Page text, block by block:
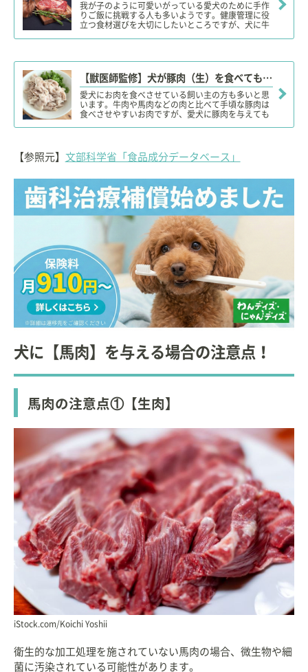
我が子のように可愛いがっている愛犬のために手作
りご飯に挑戦する人も多いようです。健康管理に役
立つ食材選びを大切にしたいところですが、犬に牛
【獣医師監修】犬が豚肉（生）を食べても大丈夫？茹でたり焼いた方がいい？食べて良い部位や茹で汁は？
愛犬にお肉を食べさせている飼い主の方も多いと思
います。牛肉や馬肉などの肉と比べて手頃な豚肉は
食べさせやすいお肉ですが、愛犬に豚肉を与えても
【参照元】 文部科学省「食品成分データベース」
犬に【馬肉】を与える場合の注意点！
馬肉の注意点①【生肉】
iStock.com/Koichi Yoshii
衛生的な加工処理を施されていない馬肉の場合、微生物や細
菌に汚染されている可能性があります。